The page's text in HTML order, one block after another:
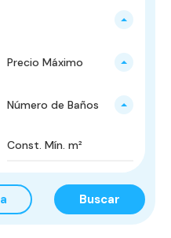
Precio Máximo
Número de Baños
Buscar